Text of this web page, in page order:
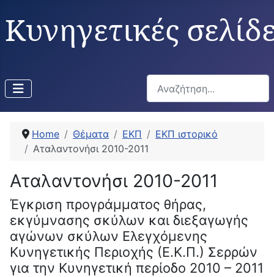
Κυνηγετικές
Αναζήτηση...
Home Θέματα ΕΚΠ
ΕΚΠ ιστορικό
Αταλαντονήσι 2010-2011
Αταλαντονήσι 2010-2011
Έγκριση προγράμματος θήρας,
εκγύμνασης σκύλων και διεξαγωγής
αγώνων σκύλων Ελεγχόμενης
Κυνηγετικής Περιοχής (Ε.Κ.Π.) Σερρών
για την Κυνηγετική περίοδο 2010 – 2011